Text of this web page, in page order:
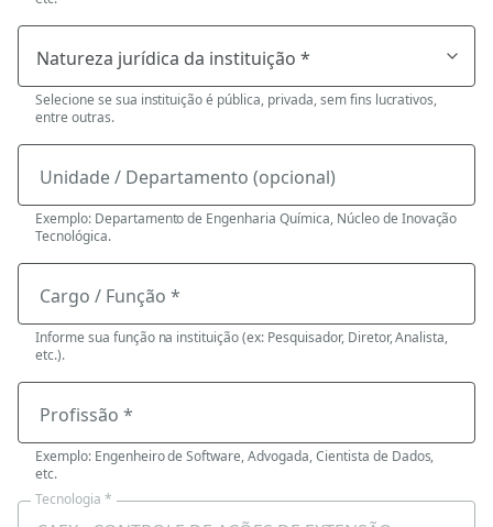
Selecione se sua instituição é pública, privada, sem fins lucrativos,
entre outras.
Unidade / Departamento (opcional)
Exemplo: Departamento de Engenharia Química, Núcleo de Inovação
Tecnológica.
Cargo / Função *
Informe sua função na instituição (ex: Pesquisador, Diretor, Analista,
etc.).
Profissão *
Exemplo: Engenheiro de Software, Advogada, Cientista de Dados,
etc.
Tecnologia *